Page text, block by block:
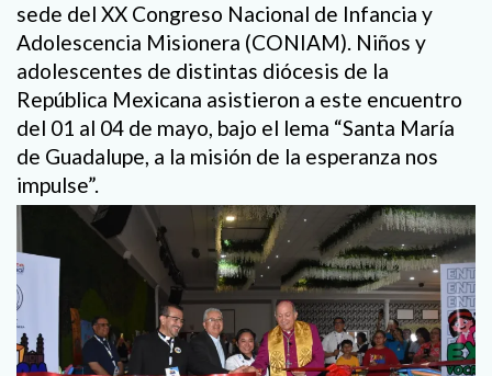
sede del XX Congreso Nacional de Infancia y
Adolescencia Misionera (CONIAM). Niños y
adolescentes de distintas diócesis de la
República Mexicana asistieron a este encuentro
del 01 al 04 de mayo, bajo el lema “Santa María
de Guadalupe, a la misión de la esperanza nos
impulse”.